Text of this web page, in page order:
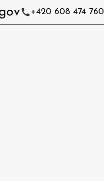
+420 608 474 760